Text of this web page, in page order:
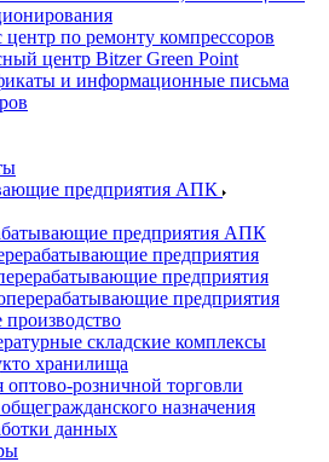
центр по ремонту компрессоров
центр Bitzer Green Point
и информационные письма
предприятия АПК
предприятия АПК
предприятия
предприятия
предприятия
производство
складские комплексы
хранилища
оптово-розничной торговли
назначения
данных